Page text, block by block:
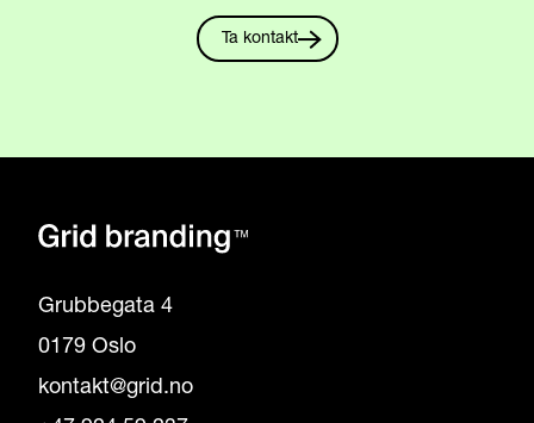
Ta kontakt
Grubbegata 4
0179 Oslo
kontakt@grid.no